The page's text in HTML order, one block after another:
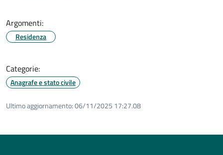
Argomenti:
Residenza
Categorie:
Anagrafe e stato civile
Ultimo aggiornamento:06/11/2025 17:27.08